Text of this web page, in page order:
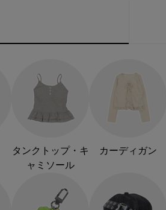
タンクトップ・キ
ャミソール
カーディガン